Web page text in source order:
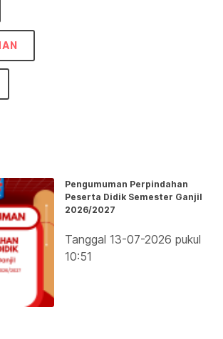
Pengumuman Perpindahan
Peserta Didik Semester Ganjil
2026/2027
Tanggal 13-07-2026 pukul
10:51